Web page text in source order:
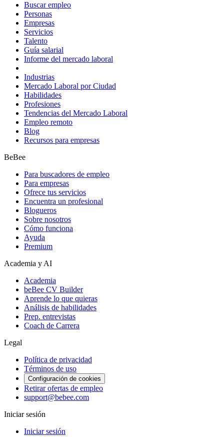
Buscar empleo
Personas
Empresas
Servicios
Talento
Guía salarial
Informe del mercado laboral
Industrias
Mercado Laboral por Ciudad
Habilidades
Profesiones
Tendencias del Mercado Laboral
Empleo remoto
Blog
Recursos para empresas
BeBee
Para buscadores de empleo
Para empresas
Ofrece tus servicios
Encuentra un profesional
Blogueros
Sobre nosotros
Cómo funciona
Ayuda
Premium
Academia y AI
Academia
beBee CV Builder
Aprende lo que quieras
Análisis de habilidades
Prep. entrevistas
Coach de Carrera
Legal
Política de privacidad
Términos de uso
Configuración de cookies
Retirar ofertas de empleo
support@bebee.com
Iniciar sesión
Iniciar sesión